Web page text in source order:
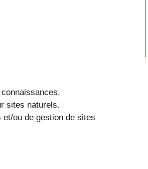
sites naturels.
ou de gestion de sites